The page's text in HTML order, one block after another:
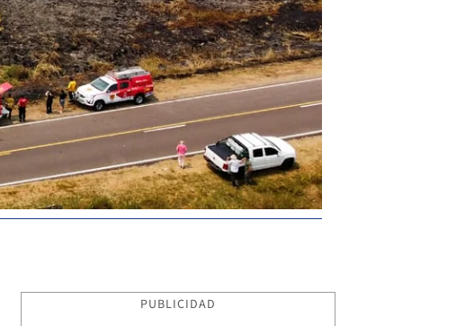
PUBLICIDAD